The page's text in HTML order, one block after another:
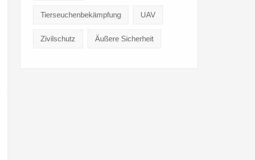
Tierseuchenbekämpfung UAV
Zivilschutz Äußere Sicherheit